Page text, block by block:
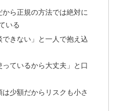
ら正規の方法では絶対に
いる
きない」と一人で抱え込
ているから大丈夫」と口
少額だからリスクも小さ